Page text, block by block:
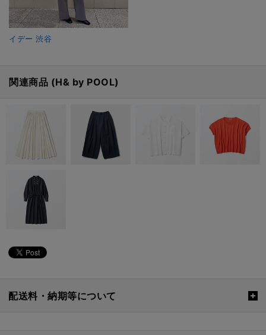
イデー 渋谷
関連商品 (H& by POOL)
配送料・納期等について